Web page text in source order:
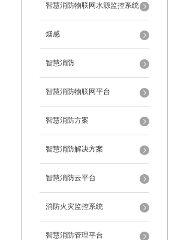
智慧消防物联网水源监控系统
烟感
智慧消防
智慧消防物联网平台
智慧消防方案
智慧消防解决方案
智慧消防云平台
消防火灾监控系统
智慧消防管理平台